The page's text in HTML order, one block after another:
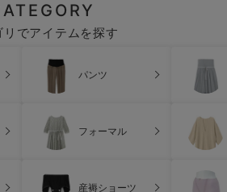
リでアイテムを探す
パンツ
フォーマル
産褥ショーツ